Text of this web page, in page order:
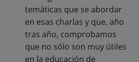
temáticas que se abordar
en esas charlas y que, año
tras año, comprobamos
que no sólo son muy útiles
en la educación de